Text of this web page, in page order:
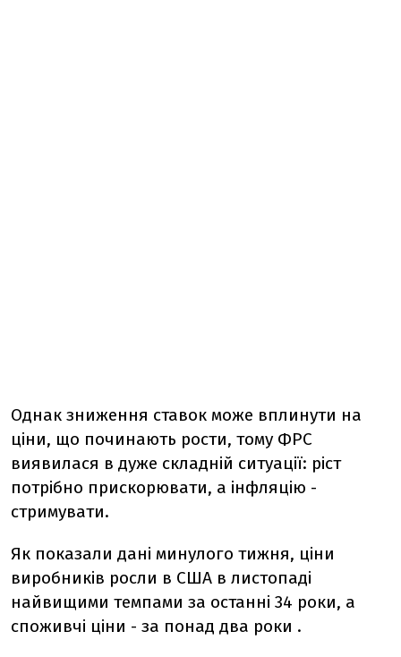
Однак зниження ставок може вплинути на
ціни, що починають рости, тому ФРС
виявилася в дуже складній ситуації: ріст
потрібно прискорювати, а інфляцію -
стримувати.
Як показали дані минулого тижня, ціни
виробників росли в США в листопаді
найвищими темпами за останні 34 роки, а
споживчі ціни - за понад два роки .